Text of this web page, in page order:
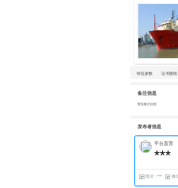
特征参数 证书图纸
备注信息
暂无备注信息
发布者信息
平台直营
***
电话：*** 微